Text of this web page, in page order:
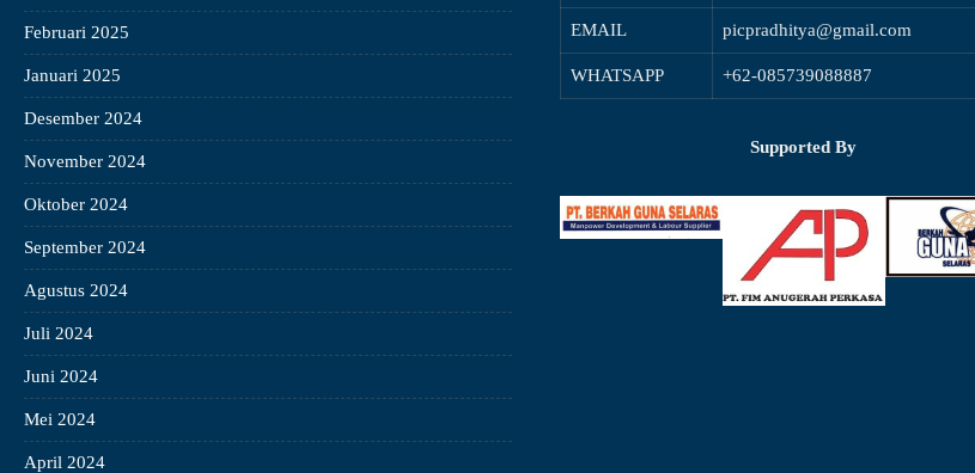
Februari 2025
Januari 2025
Desember 2024
November 2024
Oktober 2024
September 2024
Agustus 2024
Juli 2024
Juni 2024
Mei 2024
April 2024
EMAIL picpradhitya@gmail.com
WHATSAPP +62-085739088887
Supported By